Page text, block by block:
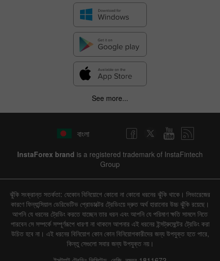
See more...
বাংলা
InstaForex brand is a registered trademark of InstaFintech
Group
ঝুঁকি সংক্রান্ত সতর্কতা: যেকোন বিনিয়োগে কোনো না কোনো ধরনের ঝুঁকি থাকে। লিভারেজের
কারণে ফিন্যান্সিয়াল ডেরিভেটিভ প্রোডাক্টের ট্রেডিংয়ে দ্রুত অর্থ হারানোর উচ্চ ঝুঁকি রয়েছে।
আপনি যে ধরনের ট্রেডিং করতে যাচ্ছেন তার ধরন এবং আপনি যে পরিমাণ ক্ষতি সামলে নিতে
পারবেন সে সম্পর্কে সম্পূর্ণরূপে ধারণা না থাকলে আপনার এই ধরনের ইন্সট্রুমেন্টের ট্রেডিং করা
উচিত হবে না। এই ধরনের বিনিয়োগ কোন কোন বিনিয়োগকারীদের জন্য উপযুক্ত হতে পারে,
কিন্তু সেগুলো সবার জন্য উপযুক্ত নয়।